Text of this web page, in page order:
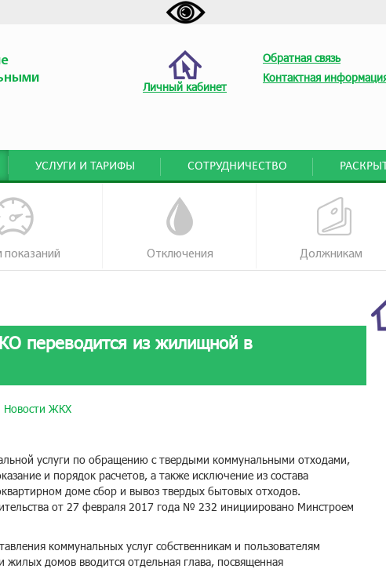
Личный кабинет
Обратная связь
Контактная
УСЛУГИ И ТАРИФЫ СОТРУДНИЧЕСТВО
показаний Отключения Должникам
переводится из жилищной в
Новости ЖКХ
услуги по обращению с твердыми коммунальными отходами,
и порядок расчетов, а также исключение из состава
доме сбор и вывоз твердых бытовых отходов.
от 27 февраля 2017 года № 232 инициировано Минстроем
коммунальных услуг собственникам и пользователям
домов вводится отдельная глава, посвященная